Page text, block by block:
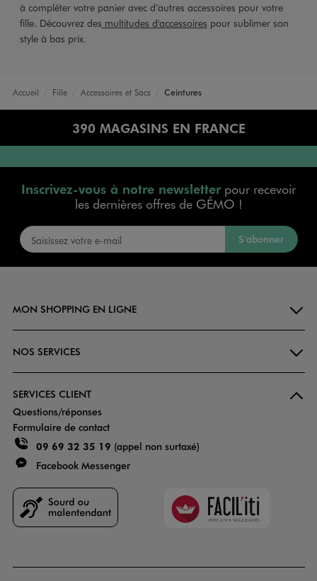
à compléter votre panier avec d’autres accessoires pour votre
fille. Découvrez des multitudes d'accessoires pour sublimer son
style à bas prix.
Accueil Fille Accessoires et Sacs Ceintures
390 MAGASINS EN FRANCE
Inscrivez-vous à notre newsletterpour recevoir
les dernières offres de GÉMO !
S’abonner
MON SHOPPING EN LIGNE
NOS SERVICES
SERVICES CLIENT
Questions/réponses
Formulaire de contact
09 69 32 35 19 (appel non surtaxé)
Facebook Messenger
Faciliti